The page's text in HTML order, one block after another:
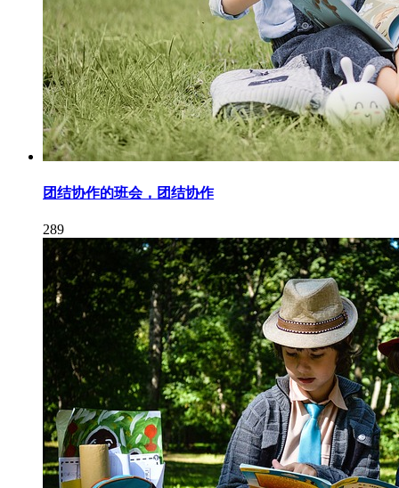
团结协作的班会，团结协作
289